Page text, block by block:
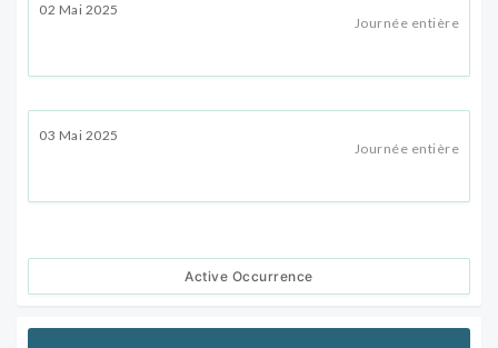
02 Mai 2025
Journée entière
03 Mai 2025
Journée entière
Active Occurrence